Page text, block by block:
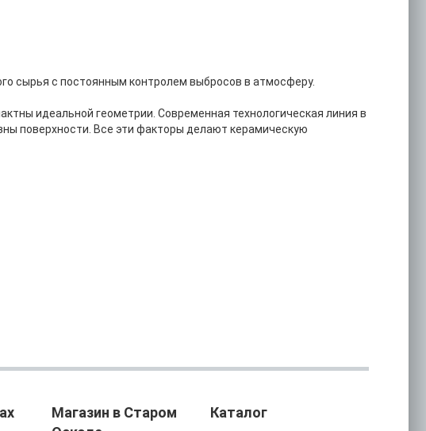
сырья с постоянным контролем выбросов в атмосферу.
идеальной геометрии. Современная технологическая линия в
поверхности. Все эти факторы делают керамическую
Магазин в Старом
Каталог